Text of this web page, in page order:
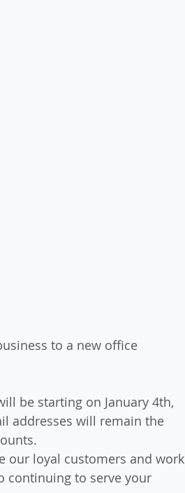
to a new office
be starting on January 4th,
addresses will remain the
our loyal customers and work
continuing to serve your